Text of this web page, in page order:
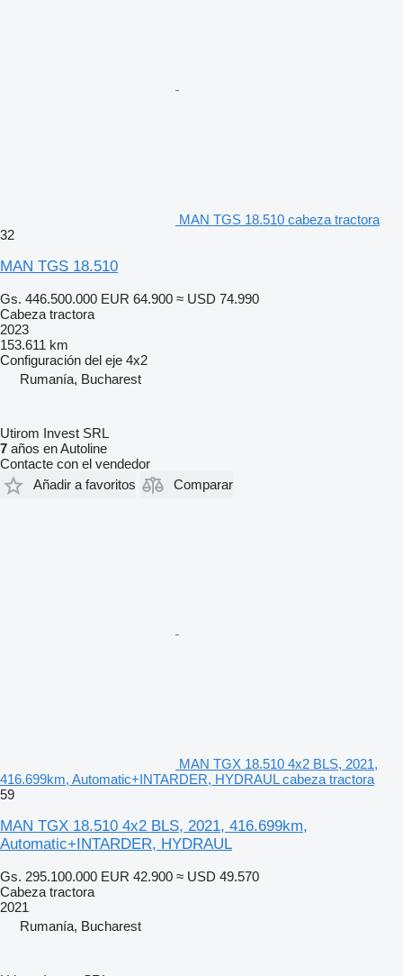
MAN TGS 18.510 cabeza tractora
32
MAN TGS 18.510
Gs. 446.500.000 EUR 64.900 ≈ USD 74.990
Cabeza tractora
2023
153.611 km
Configuración del eje 4x2
Rumanía, Bucharest
Utirom Invest SRL
7 años en Autoline
Contacte con el vendedor
Añadir a favoritos
Comparar
MAN TGX 18.510 4x2 BLS, 2021,
416.699km, Automatic+INTARDER, HYDRAUL cabeza tractora
59
MAN TGX 18.510 4x2 BLS, 2021, 416.699km,
Automatic+INTARDER, HYDRAUL
Gs. 295.100.000 EUR 42.900 ≈ USD 49.570
Cabeza tractora
2021
Rumanía, Bucharest